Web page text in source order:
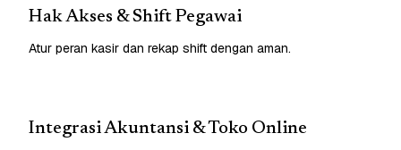
Hak Akses & Shift Pegawai
Atur peran kasir dan rekap shift dengan aman.
Integrasi Akuntansi & Toko Online